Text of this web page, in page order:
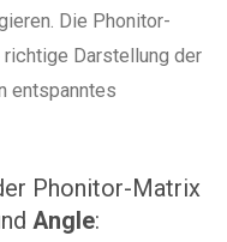
Die Phonitor-
Darstellung der
entspanntes
Phonitor-Matrix
Angle: